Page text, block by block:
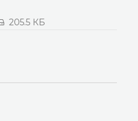
205.5 КБ